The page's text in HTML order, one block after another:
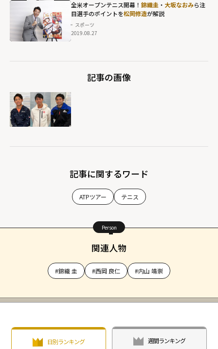
錦織圭""
width="304"
height="203"
loading="lazy"
igh">
全米オープンテニス開幕！ 錦織圭 ・ 大坂なおみら注
目選手のポイントを松岡修造が解説
スポーツ
2019.08.27
記事の画像
記事に関するワード
ATPツアー テニス
Person
関連人物
#錦織 圭 #西岡 良仁 #内山 靖崇
日別ランキング 週間ランキング